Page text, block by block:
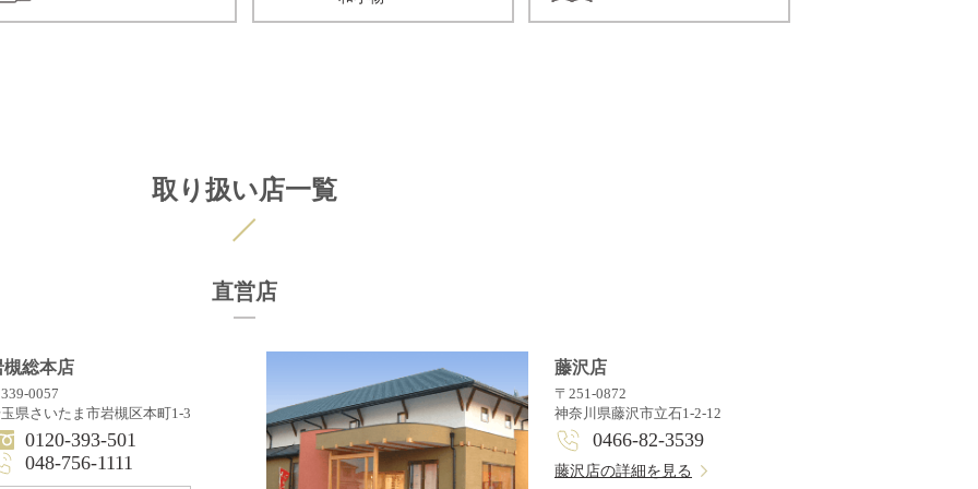
取り扱い店一覧
直営店
槻総本店
0057
県さいたま市岩槻区本町1-3
0120-393-501
048-756-1111
藤沢店
〒251-0872
神奈川県藤沢市立石1-2-12
0466-82-3539
藤沢店の詳細を見る